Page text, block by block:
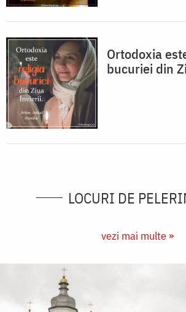
Ortodoxia
bucuriei din
LOCURI DE
vezi mai multe »